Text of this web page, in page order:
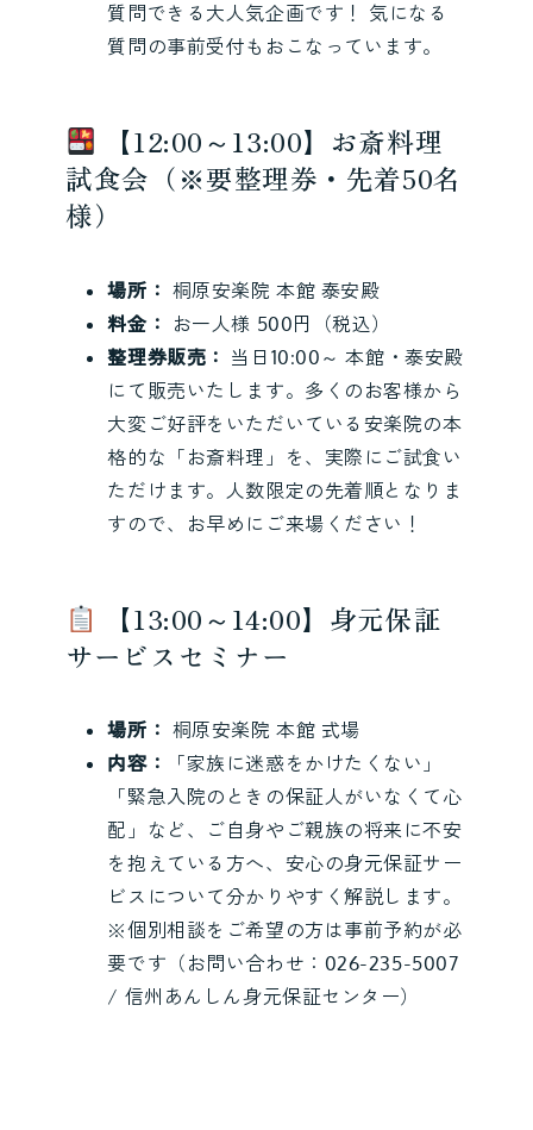
質問できる大人気企画です！ 気になる
質問の事前受付もおこなっています。
【12:00～13:00】お斎料理
試食会（※要整理券・先着50名
様）
場所： 桐原安楽院 本館 泰安殿
料金：
お一人様 500円（税込）
整理券販売： 当日10:00～ 本館・泰安殿
にて販売いたします。多くのお客様から
大変ご好評をいただいている安楽院の本
格的な「お斎料理」を、実際にご試食い
ただけます。人数限定の先着順となりま
すので、お早めにご来場ください！
【13:00～14:00】身元保証
サービスセミナー
場所： 桐原安楽院 本館 式場
内容：
「家族に迷惑をかけたくない」
「緊急入院のときの保証人がいなくて心
配」など、ご自身やご親族の将来に不安
を抱えている方へ、安心の身元保証サー
ビスについて分かりやすく解説します。
※個別相談をご希望の方は事前予約が必
要です（お問い合わせ：026-235-5007
/ 信州あんしん身元保証センター）